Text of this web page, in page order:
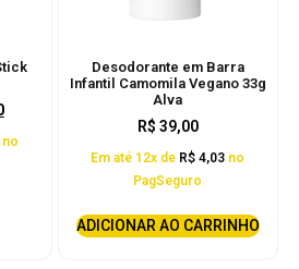
no
Desodorante em Barra
Infantil Camomila Vegano 33g
Alva
R$ 39,00
Em até 12x de R$ 4,03 no
PagSeguro
ADICIONAR AO CARRINHO